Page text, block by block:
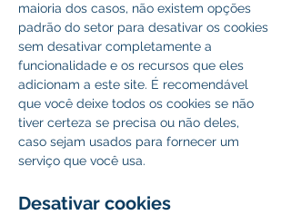
maioria dos casos, não existem opções
padrão do setor para desativar os cookies
sem desativar completamente a
funcionalidade e os recursos que eles
adicionam a este site. É recomendável
que você deixe todos os cookies se não
tiver certeza se precisa ou não deles,
caso sejam usados ​​para fornecer um
serviço que você usa.
Desativar cookies